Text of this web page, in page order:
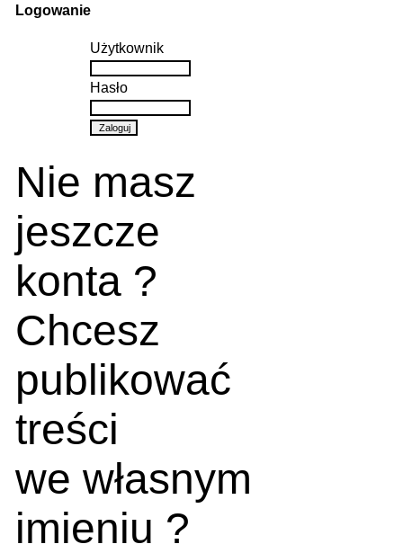
Logowanie
Użytkownik
Hasło
Nie masz
jeszcze
konta ?
Chcesz
publikować
treści
we własnym
imieniu ?